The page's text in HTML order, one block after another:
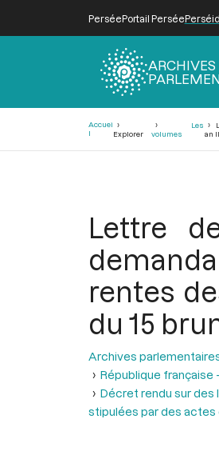
PerséePortail Persée
ARCHIVES
Accuei
l
Explorer
Les
volumes
an
Lettre
rentes
du 15
Archives
République française
Décret rendu sur des
stipulées par des actes